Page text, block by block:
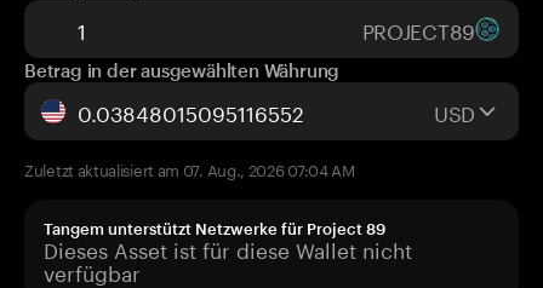
PROJECT89
Betrag in der ausgewählten Währung
USD
Zuletzt aktualisiert am 07. Aug., 2026 07:04 AM
Tangem unterstützt Netzwerke für Project 89
Dieses Asset ist für diese Wallet nicht
verfügbar